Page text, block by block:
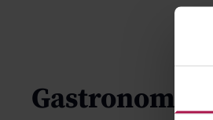
Gastronomía